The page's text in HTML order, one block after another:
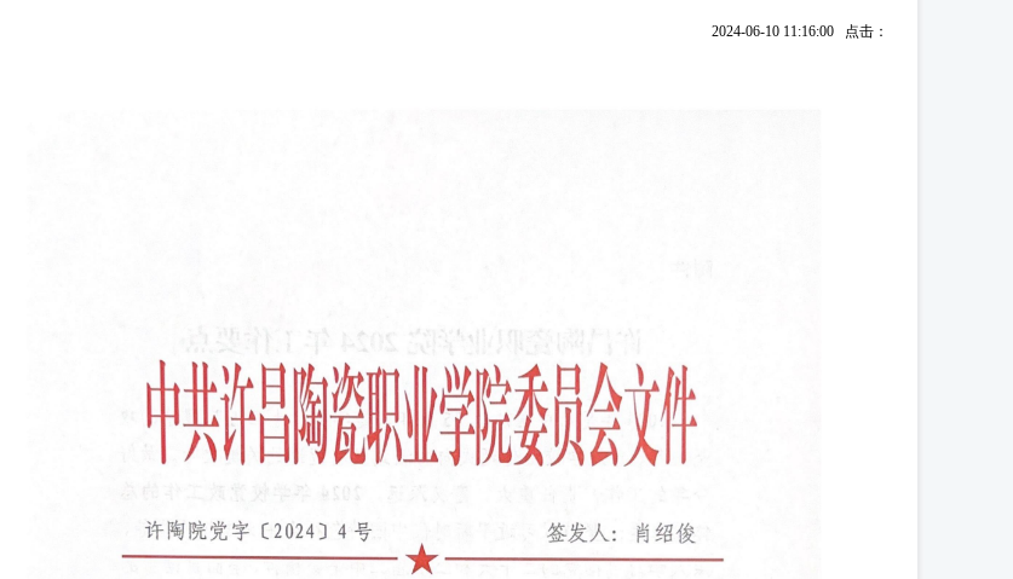
2024-06-10 11:16:00 点击：